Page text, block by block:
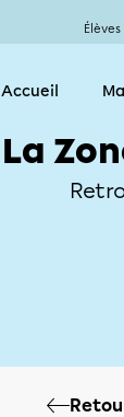
Élèves
Accueil
La